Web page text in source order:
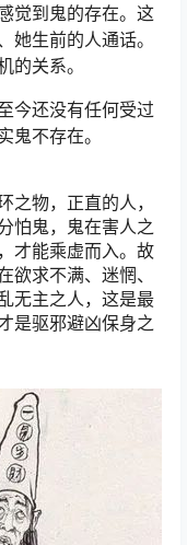
觉到鬼的存在。这
她生前的人通话。
的关系。
今还没有任何受过
鬼不存在。
之物，正直的人，
怕鬼，鬼在害人之
才能乘虚而入。故
欲求不满、迷惘、
无主之人，这是最
是驱邪避凶保身之